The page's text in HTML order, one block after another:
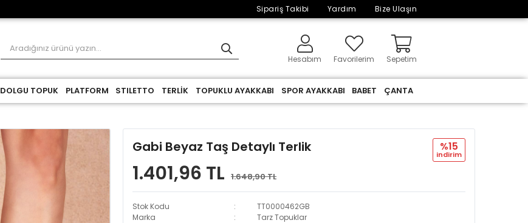
Sipariş Takibi Yardım Bize Ulaşın
Hesabım Favorilerim Sepetim
DOLGU TOPUK PLATFORM STILETTO TERLİK TOPUKLU AYAKKABI SPOR AYAKKABI BABET ÇANTA
Gabi Beyaz Taş Detaylı Terlik
1.401,96 TL 1.648,90 TL
%15
i̇ndi̇ri̇m
Stok Kodu
TT0000462GB
Marka
Tarz Topuklar